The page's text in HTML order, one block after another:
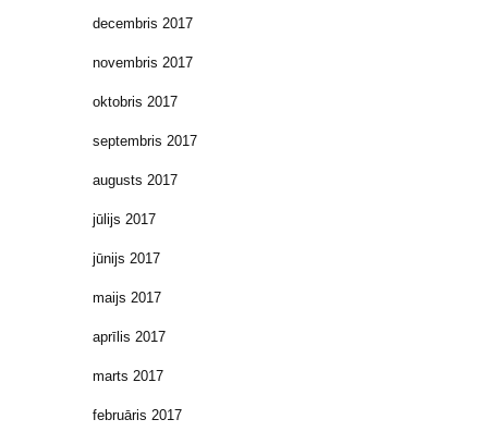
decembris 2017
novembris 2017
oktobris 2017
septembris 2017
augusts 2017
jūlijs 2017
jūnijs 2017
maijs 2017
aprīlis 2017
marts 2017
februāris 2017